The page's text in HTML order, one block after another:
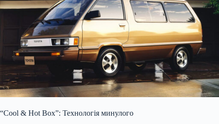
“Cool & Hot Box”: Технологія минулого